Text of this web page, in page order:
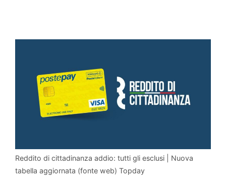
Reddito di cittadinanza addio: tutti gli esclusi | Nuova
tabella aggiornata (fonte web) Topday